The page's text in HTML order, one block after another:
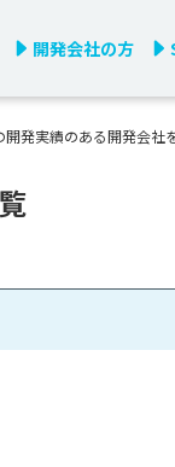
開発会社の方
開発実績のある開発会社